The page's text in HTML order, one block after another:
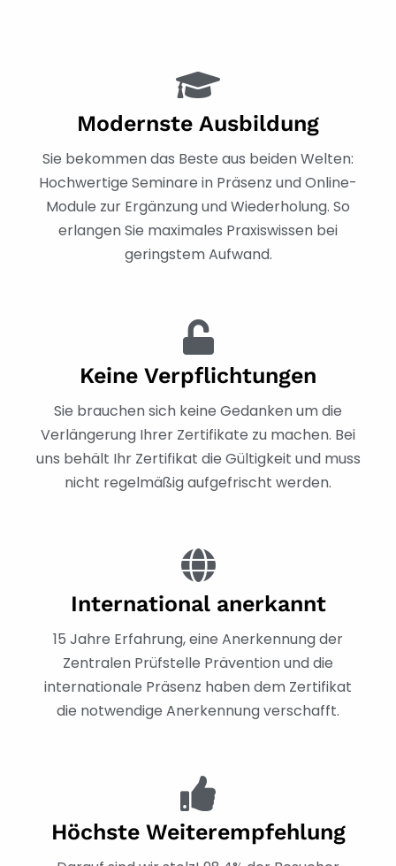
Modernste Ausbildung
Sie bekommen das Beste aus beiden Welten:
Hochwertige Seminare in Präsenz und Online-
Module zur Ergänzung und Wiederholung. So
erlangen Sie maximales Praxiswissen bei
geringstem Aufwand.
Keine Verpflichtungen
Sie brauchen sich keine Gedanken um die
Verlängerung Ihrer Zertifikate zu machen. Bei
uns behält Ihr Zertifikat die Gültigkeit und muss
nicht regelmäßig aufgefrischt werden.
International anerkannt
15 Jahre Erfahrung, eine Anerkennung der
Zentralen Prüfstelle Prävention und die
internationale Präsenz haben dem Zertifikat
die notwendige Anerkennung verschafft.
Höchste Weiterempfehlung